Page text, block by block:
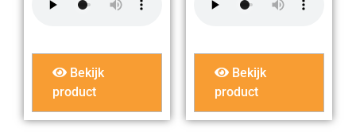
Bekijk
product
Bekijk
product